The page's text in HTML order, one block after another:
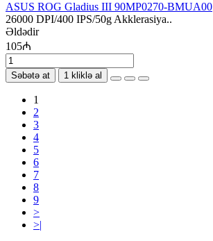
ASUS ROG Gladius III 90MP0270-BMUA00
26000 DPI/400 IPS/50g Akklerasiya..
Əldədir
105₼
Səbətə at 1 kliklə al
1
2
3
4
5
6
7
8
9
>
>|